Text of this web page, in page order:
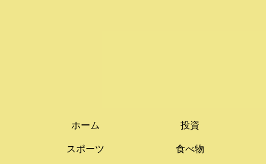
ホーム 投資
スポーツ 食べ物